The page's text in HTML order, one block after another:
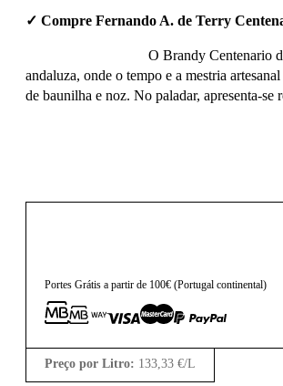
✓ Compre Fernando A. de Terry
O Brandy Centenario
andaluza, onde o tempo e a mestria
de baunilha e noz. No paladar, apresenta-
Portes Grátis a partir de 100€ (Portugal continental)
Preço por Litro: 133,33 €/L